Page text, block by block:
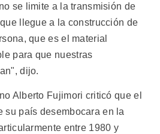
se limite a la transmisión de
llegue a la construcción de
que es el material
para que nuestras
dijo.
Alberto Fujimori criticó que el
su país desembocara en la
entre 1980 y